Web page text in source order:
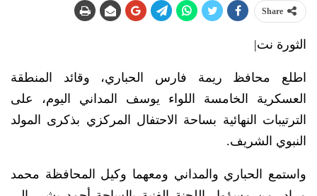
Share
الثورة نت|
اطلع محافظ ريمة فارس الحباري، وقائد المنطقة
العسكرية الخامسة اللواء يوسف المداني اليوم، على
الترتيبات النهائية بساحة الاحتفال المركزي بذكرى المولد
النبوي الشريف.
واستمع الحباري والمداني ومعهما وكيل المحافظة محمد